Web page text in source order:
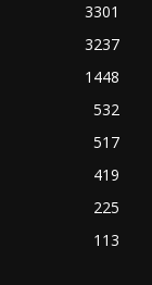
3301
3237
1448
532
517
419
225
113